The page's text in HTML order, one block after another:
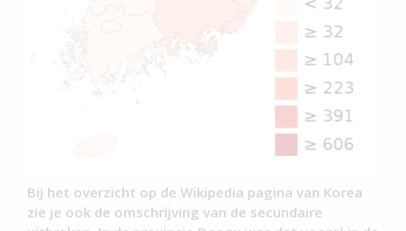
Bij het overzicht op de Wikipedia pagina van Korea
zie je ook de omschrijving van de secundaire